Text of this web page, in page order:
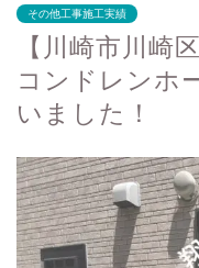
その他工事施工実績
【川崎市川崎
コンドレンホ
いました！